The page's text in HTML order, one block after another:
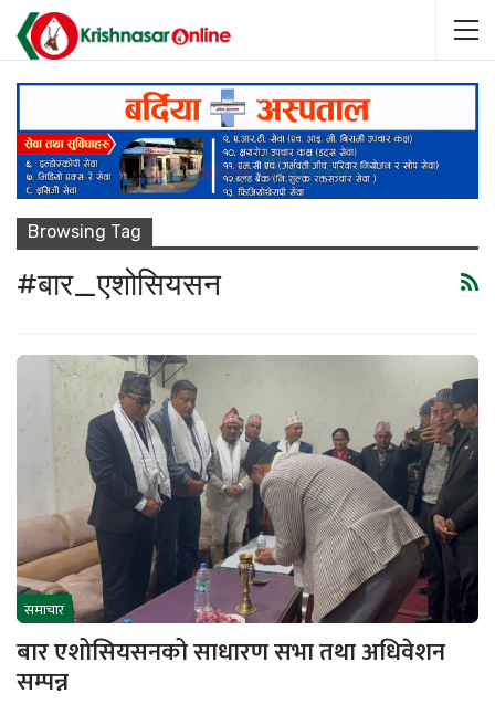
Browsing Tag
#बार_एशोसियसन
समाचार
बार एशोसियसनको साधारण सभा तथा अधिवेशन
सम्पन्न